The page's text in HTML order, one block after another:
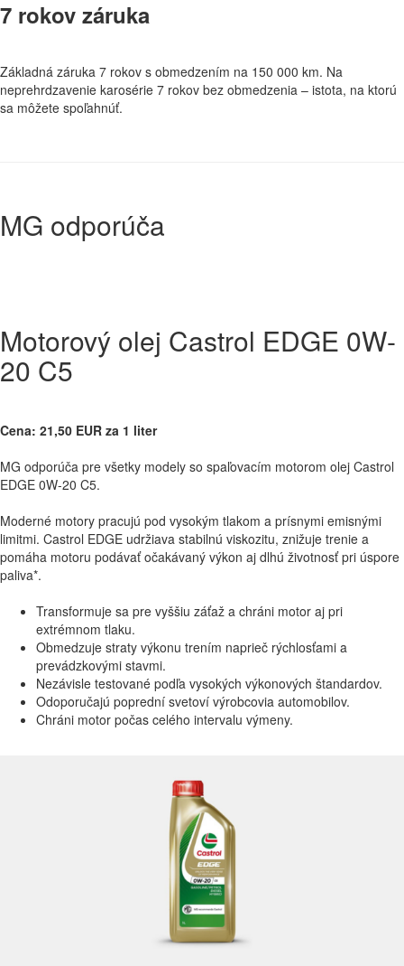
7 rokov záruka
Základná záruka 7 rokov s obmedzením na 150 000 km. Na
neprehrdzavenie karosérie 7 rokov bez obmedzenia – istota, na ktorú
sa môžete spoľahnúť.
MG odporúča
Motorový olej Castrol EDGE 0W-
20 C5
Cena: 21,50 EUR za 1 liter
MG odporúča pre všetky modely so spaľovacím motorom olej Castrol
EDGE 0W-20 C5.
Moderné motory pracujú pod vysokým tlakom a prísnymi emisnými
limitmi. Castrol EDGE udržiava stabilnú viskozitu, znižuje trenie a
pomáha motoru podávať očakávaný výkon aj dlhú životnosť pri úspore
paliva*.
Transformuje sa pre vyššiu záťaž a chráni motor aj pri
extrémnom tlaku.
Obmedzuje straty výkonu trením naprieč rýchlosťami a
prevádzkovými stavmi.
Nezávisle testované podľa vysokých výkonových štandardov.
Odoporučajú poprední svetoví výrobcovia automobilov.
Chráni motor počas celého intervalu výmeny.